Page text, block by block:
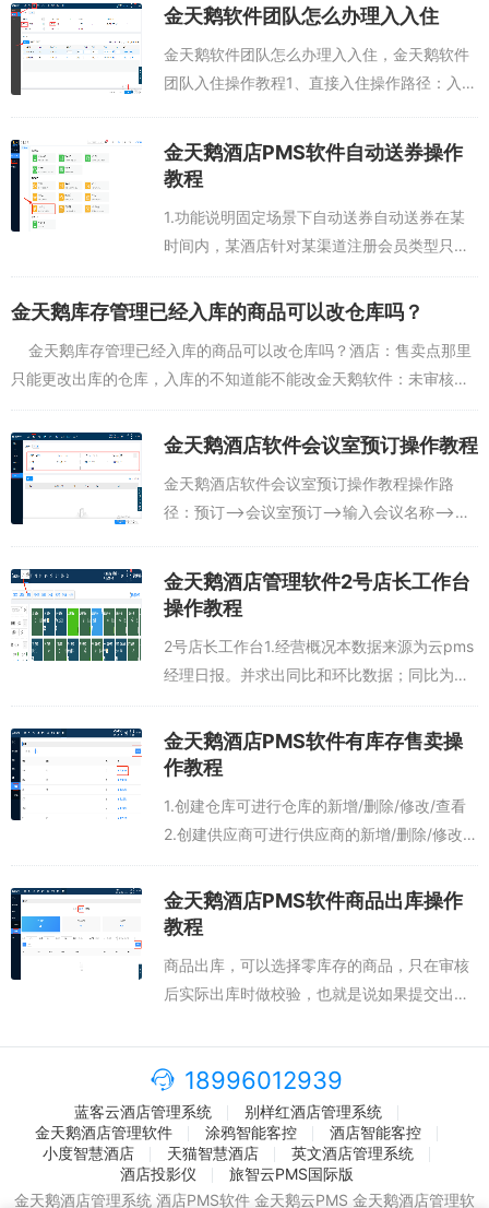
金天鹅软件团队怎么办理入入住
金天鹅软件团队怎么办理入入住，金天鹅软件
团队入住操作教程1、直接入住操作路径：入住
加房间—>输入入住人信息—>入住。2、...
金天鹅酒店PMS软件自动送券操作
教程
1.功能说明固定场景下自动送券自动送券在某
时间内，某酒店针对某渠道注册会员类型只允
许存在一个活动，保证活动唯一性例如：在本
月，星星酒店针对前台注册成为黄金会员的活
金天鹅库存管理已经入库的商品可以改仓库吗？
金天鹅库存管理已经入库的商品可以改仓库吗？酒店：售卖点那里
只能更改出库的仓库，入库的不知道能不能改金天鹅软件：未审核的
话，点反审，重新入库即可酒店：审核了，已经使用金天鹅软...
金天鹅酒店软件会议室预订操作教程
金天鹅酒店软件会议室预订操作教程操作路
径：预订—>会议室预订—>输入会议名称—>
定保存。备注：会议室名称需要前往会议室维
护...
金天鹅酒店管理软件2号店长工作台
操作教程
2号店长工作台1.经营概况本数据来源为云pms
经理日报。并求出同比和环比数据；同比为本
日/本月对比去年本日/本月。环比数据对比上
日和上月同期数据。计算公式：同比：今年和
去年今天对波，本月和去年本月对比...
金天鹅酒店PMS软件有库存售卖操
作教程
1.创建仓库可进行仓库的新增/删除/修改/查看
2.创建供应商可进行供应商的新增/删除/修改/
查看*为必填注意：新增供应商后，如已添加商
品并且上架，此处可添加商品。3.设置商品类
别可进行商品类别的新增/...
金天鹅酒店PMS软件商品出库操作
教程
商品出库，可以选择零库存的商品，只在审核
后实际出库时做校验，也就是说如果提交出库
的，如果在审核通过前，该商品有入库，则出
库单可审核通过，但若商品仍是零库存，则审
核...
18996012939
蓝客云酒店管理系统
别样红酒店管理系统
金天鹅酒店管理软件
涂鸦智能客控
酒店智能客控
小度智慧酒店
天猫智慧酒店
英文酒店管理系统
酒店投影仪
旅智云PMS国际版
金天鹅酒店管理系统 酒店PMS软件 金天鹅云PMS 金天鹅酒店管理软